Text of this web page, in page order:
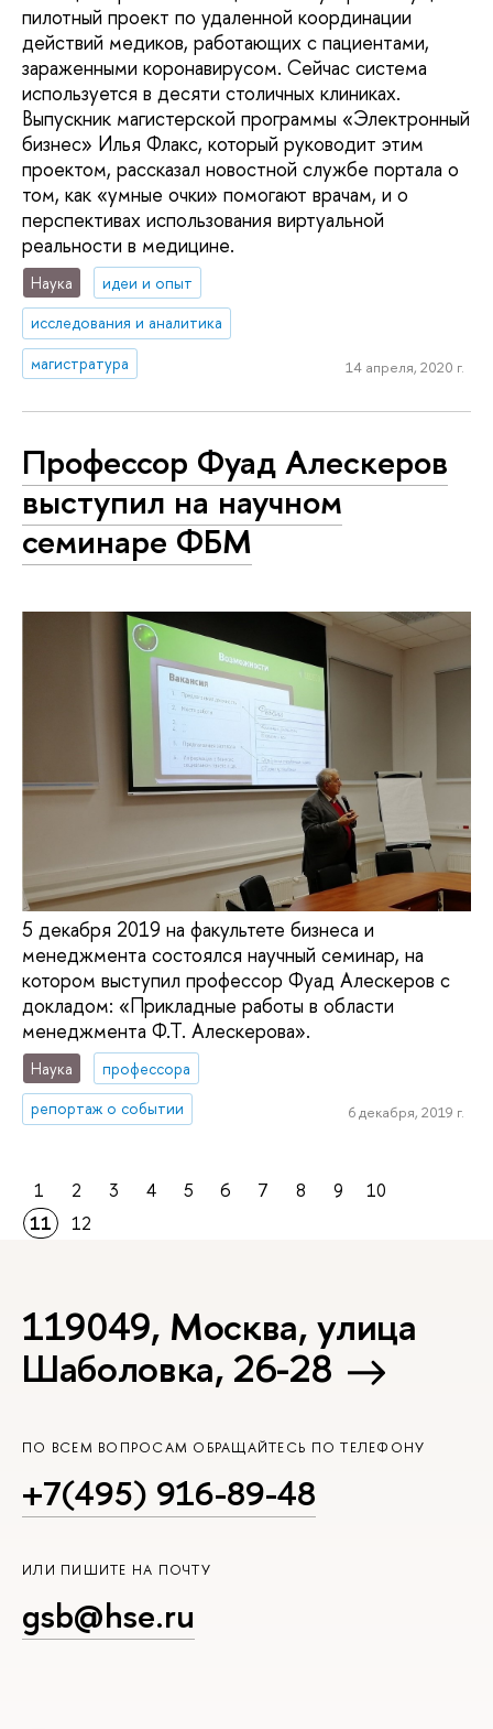
пилотный проект по удаленной координации
действий медиков, работающих с пациентами,
зараженными коронавирусом. Сейчас система
используется в десяти столичных клиниках.
Выпускник магистерской программы «Электронный
бизнес» Илья Флакс, который руководит этим
проектом, рассказал новостной службе портала о
том, как «умные очки» помогают врачам, и о
перспективах использования виртуальной
реальности в медицине.
Наука
идеи и опыт
исследования и аналитика
магистратура
14 апреля, 2020 г.
Профессор Фуад Алескеров
выступил на научном
семинаре ФБМ
5 декабря 2019 на факультете бизнеса и
менеджмента состоялся научный семинар, на
котором выступил профессор Фуад Алескеров с
докладом: «Прикладные работы в области
менеджмента Ф.Т. Алескерова».
Наука
профессора
репортаж о событии
6 декабря, 2019 г.
1 2 3 4 5 6 7 8 9
10
11
12
119049, Москва, улица
Шаболовка, 26-28
ПО ВСЕМ ВОПРОСАМ ОБРАЩАЙТЕСЬ ПО ТЕЛЕФОНУ
+7(495) 916-89-48
ИЛИ ПИШИТЕ НА ПОЧТУ
gsb@hse.ru